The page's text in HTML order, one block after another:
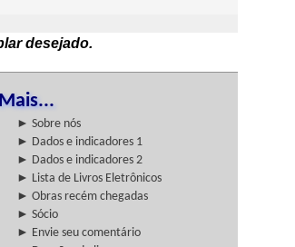
desejado.
Mais...
► Sobre nós
► Dados e indicadores 1
► Dados e indicadores 2
► Lista de Livros Eletrônicos
► Obras recém chegadas
► Sócio
► Envie seu comentário